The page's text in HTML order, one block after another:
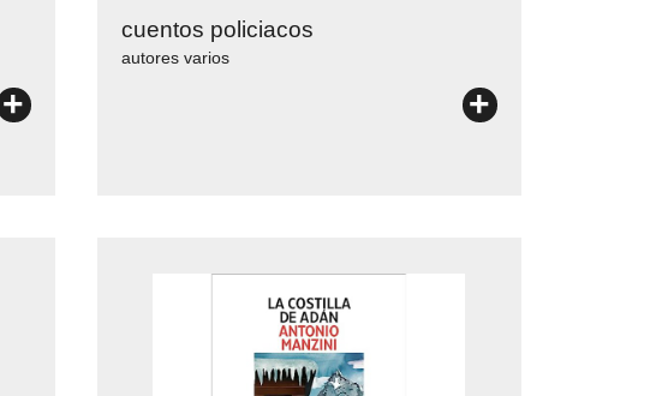
+
cuentos policiacos
autores varios
+